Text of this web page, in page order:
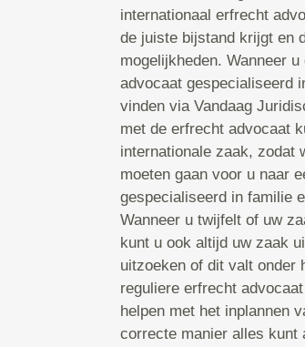
internationaal erfrecht
de juiste bijstand krijgt en
mogelijkheden. Wanneer
advocaat gespecialiseerd
vinden via Vandaag
met de erfrecht advocaat
internationale zaak, zodat
moeten gaan voor u naar
gespecialiseerd in familie
Wanneer u twijfelt of uw
kunt u ook altijd uw zaak
uitzoeken of dit valt onder
reguliere erfrecht
helpen met het inplannen
correcte manier alles kunt